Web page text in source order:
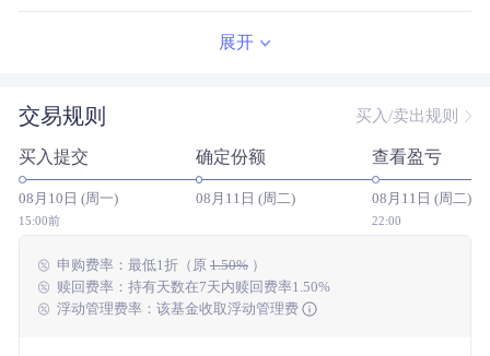
近三年 --/--
近五年 -- 0.00% --/--
今年以来 205/1050
成立以来 21.63%
展开
交易规则 买入/卖出规则
买入提交
08月10日 (周一)
15:00前
确定份额
08月11日 (周二)
查看盈亏
08月11日 (周二)
22:00
申购费率： 最低1折（原 1.50%）
赎回费率：持有天数在7天内赎回费率1.50%
浮动管理费率：该基金收取浮动管理费